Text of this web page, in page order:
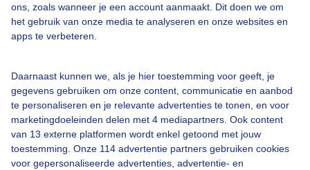
ons, zoals wanneer je een account aanmaakt. Dit doen we om
het gebruik van onze media te analyseren en onze websites en
apps te verbeteren.
Daarnaast kunnen we, als je hier toestemming voor geeft, je
gegevens gebruiken om onze content, communicatie en aanbod
te personaliseren en je relevante advertenties te tonen, en voor
marketingdoeleinden delen met 4 mediapartners. Ook content
van 13 externe platformen wordt enkel getoond met jouw
toestemming. Onze 114 advertentie partners gebruiken cookies
voor gepersonaliseerde advertenties, advertentie- en
Bekijk slideshow
Een moment geduld aub...